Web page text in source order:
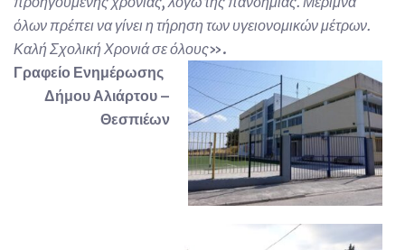
όλων πρέπει να γίνει η τήρηση των υγειονομικών μέτρων.
Καλή Σχολική Χρονιά σε όλους».
Γραφείο Ενημέρωσης
Δήμου Αλιάρτου –
Θεσπιέων